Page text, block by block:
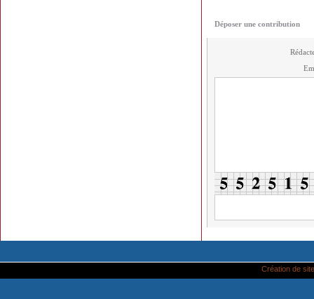
Déposer une contribution
Création de